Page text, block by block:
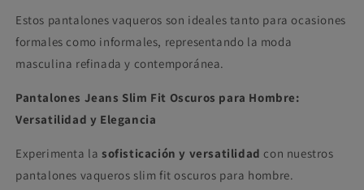
Estos pantalones vaqueros son ideales tanto para ocasiones
formales como informales, representando la moda
masculina refinada y contemporánea.
Pantalones Jeans Slim Fit Oscuros para Hombre:
Versatilidad y Elegancia
Experimenta la sofisticación y versatilidad con nuestros
pantalones vaqueros slim fit oscuros para hombre.